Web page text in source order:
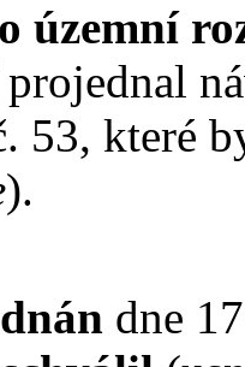
územní
53, které
).
dne